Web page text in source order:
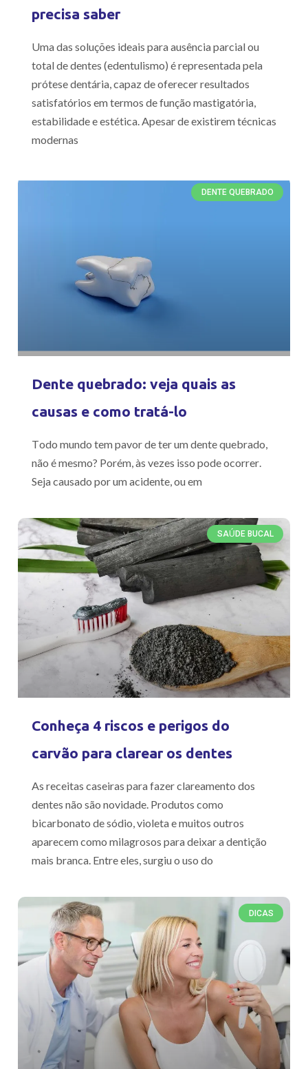
precisa saber
Uma das soluções ideais para ausência parcial ou
total de dentes (edentulismo) é representada pela
prótese dentária, capaz de oferecer resultados
satisfatórios em termos de função mastigatória,
estabilidade e estética. Apesar de existirem técnicas
modernas
DENTE QUEBRADO
Dente quebrado: veja quais as
causas e como tratá-lo
Todo mundo tem pavor de ter um dente quebrado,
não é mesmo? Porém, às vezes isso pode ocorrer.
Seja causado por um acidente, ou em
SAÚDE BUCAL
Conheça 4 riscos e perigos do
carvão para clarear os dentes
As receitas caseiras para fazer clareamento dos
dentes não são novidade. Produtos como
bicarbonato de sódio, violeta e muitos outros
aparecem como milagrosos para deixar a dentição
mais branca. Entre eles, surgiu o uso do
DICAS